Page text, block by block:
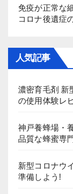
免疫が正常な
コロナ後遺症
人気記事
濃密育毛剤 新
の使用体験レ
神戸養蜂場・
品質な蜂蜜専
新型コロナウ
準備しよう!